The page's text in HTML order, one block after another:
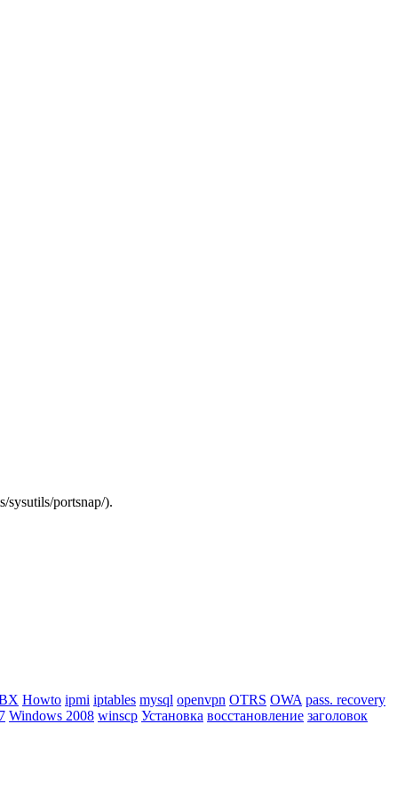
sysutils/portsnap/).
Howto ipmi iptables mysql openvpn OTRS OWA pass. recovery
Windows 2008 winscp Установка восстановление заголовок